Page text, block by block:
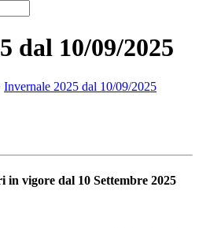
dal 10/09/2025
Invernale 2025 dal 10/09/2025
vigore dal 10 Settembre 2025